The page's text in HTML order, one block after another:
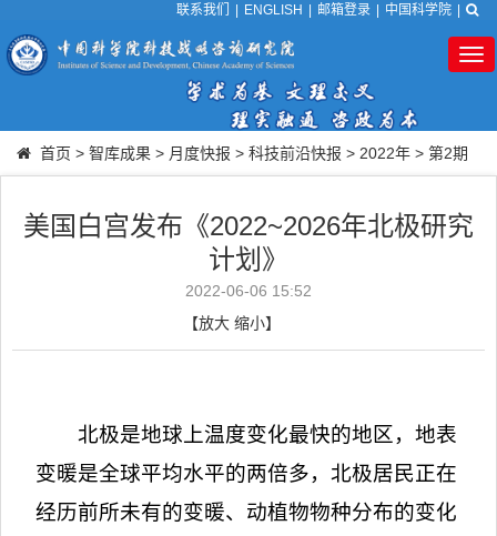
联系我们 ENGLISH 邮箱登录 中国科学院
首页 > 智库成果 > 月度快报 > 科技前沿快报 > 2022年 > 第2期
美国白宫发布《2022~2026年北极研究
计划》
2022-06-06 15:52
【放大 缩小】
北极是地球上温度变化最快的地区，地表
变暖是全球平均水平的两倍多，北极居民正在
经历前所未有的变暖、动植物物种分布的变化